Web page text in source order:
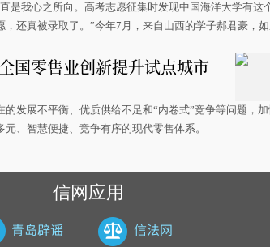
是我心之所向。高考志愿征集时发现中国海洋大学有这
，还真被录取了。”今年7月，来自山西的学子郝君豪，
国零售业创新提升试点城市
的发展不平衡、优质供给不足和“内卷式”竞争等问题，
、智慧便捷、竞争有序的现代零售体系。
信网应用